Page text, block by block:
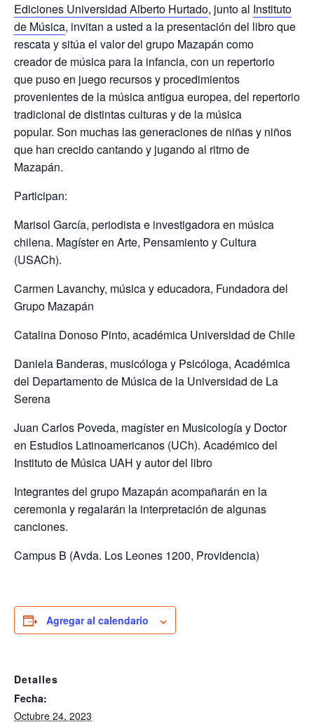
Ediciones Universidad Alberto Hurtado, junto al Instituto
de Música, invitan a usted a la presentación del libro que
rescata y sitúa el valor del grupo Mazapán como
creadorde música para la infancia, con un repertorio
quepuso en juego recursos y procedimientos
provenientes de la música antigua europea, del repertorio
tradicional de distintas culturas yde la música
popular. Son muchas las generaciones de niñas y niños
que han crecido cantando y jugando al ritmo de
Mazapán.
Participan:
Marisol García, periodista e investigadora en música
chilena. Magíster en Arte, Pensamiento y Cultura
(USACh).
Carmen Lavanchy, música y educadora, Fundadora del
Grupo Mazapán
Catalina Donoso Pinto, académica Universidad de Chile
Daniela Banderas, musicóloga y Psicóloga, Académica
del Departamento de Música de la Universidad de La
Serena
Juan Carlos Poveda, magíster en Musicología y Doctor
en Estudios Latinoamericanos (UCh). Académico del
Instituto de Música UAH y autor del libro
Integrantes del grupo Mazapán acompañarán en la
ceremonia y regalarán la interpretación de algunas
canciones.
Campus B (Avda. Los Leones 1200, Providencia)
Agregar al calendario
Detalles
Fecha:
Octubre 24, 2023